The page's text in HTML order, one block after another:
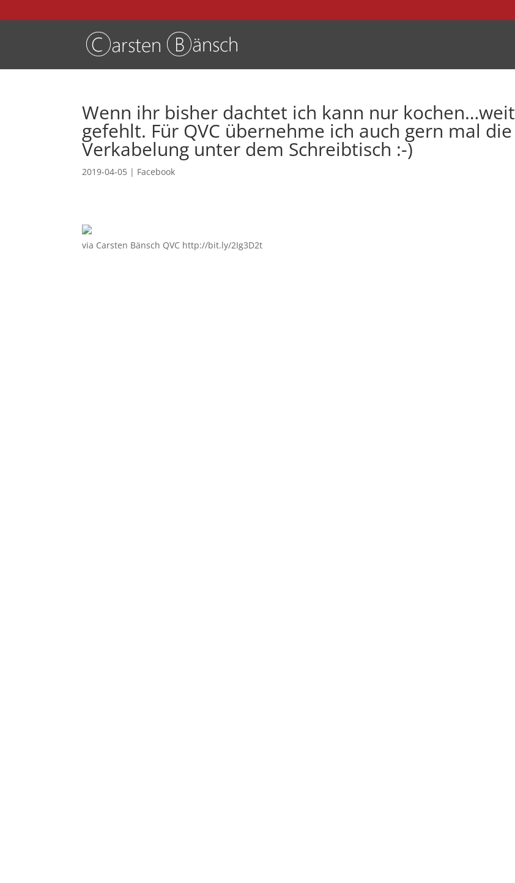
Wenn ihr bisher dachtet ich kann nur kochen…weit
gefehlt. Für QVC übernehme ich auch gern mal die
Verkabelung unter dem Schreibtisch :-)
2019-04-05 | Facebook
via Carsten Bänsch QVC http://bit.ly/2Ig3D2t